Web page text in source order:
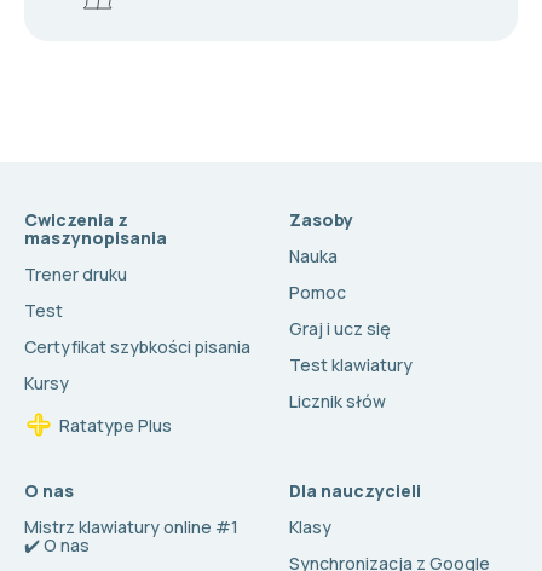
Cwiczenia z
maszynopisania
Trener druku
Test
Certyfikat szybkości pisania
Kursy
Ratatype Plus
Zasoby
Nauka
Pomoc
Graj i ucz się
Test klawiatury
Licznik słów
O nas
Mistrz klawiatury online #1
✔️ O nas
Dla nauczycieli
Klasy
Synchronizacja z Google